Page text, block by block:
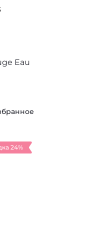
Eau
24%